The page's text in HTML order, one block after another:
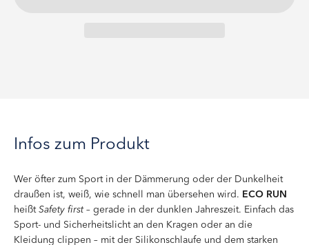
Infos zum Produkt
Wer öfter zum Sport in der Dämmerung oder der Dunkelheit
draußen ist, weiß, wie schnell man übersehen wird. ECO RUN
heißt Safety first– gerade in der dunklen Jahreszeit. Einfach das
Sport- und Sicherheitslicht an den Kragen oder an die
Kleidung clippen – mit der Silikonschlaufe und dem starken